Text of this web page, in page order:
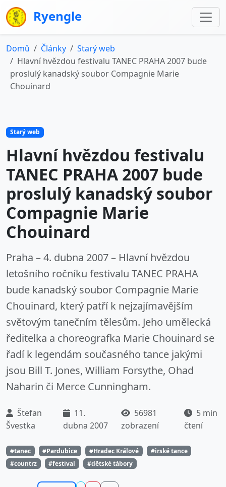
Ryengle
Domů Články
Starý web
Hlavní hvězdou festivalu TANEC PRAHA 2007 bude
proslulý kanadský soubor Compagnie Marie
Chouinard
Starý web
Hlavní hvězdou festivalu
TANEC PRAHA 2007 bude
proslulý kanadský soubor
Compagnie Marie
Chouinard
Praha – 4. dubna 2007 – Hlavní hvězdou
letošního ročníku festivalu TANEC PRAHA
bude kanadský soubor Compagnie Marie
Chouinard, který patří k nejzajímavějším
světovým tanečním tělesům. Jeho umělecká
ředitelka a choreografka Marie Chouinard se
řadí k legendám současného tance jakými
jsou Bill T. Jones, William Forsythe, Ohad
Naharin či Merce Cunningham.
Štefan
Švestka
11.
dubna 2007
56981
zobrazení
5 min
čtení
#tanec #Pardubice #Hradec Králové
#irské tance
#countrz
#festival #dětské tábory